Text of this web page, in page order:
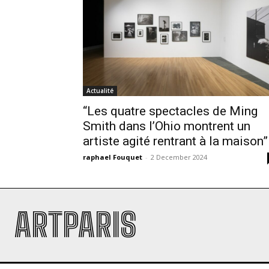
Actualité
“Les quatre spectacles de Ming
Smith dans l’Ohio montrent un
artiste agité rentrant à la maison”
raphael Fouquet - 2 December 2024
ARTPARIS